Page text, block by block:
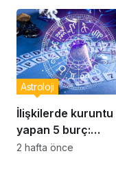
İlişkilerde kuruntu
yapan 5 burç:
Saatlerce düşünme
Astroloji
2 hafta önce